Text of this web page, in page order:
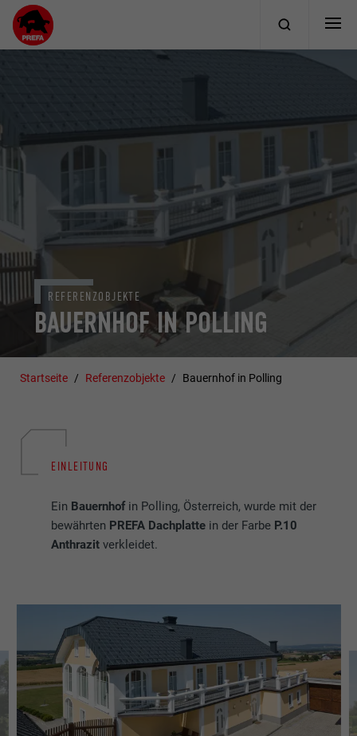
BAUERNHOF IN POLLING
REFERENZOBJEKTE
Startseite Referenzobjekte Bauernhof in Polling
EINLEITUNG
Ein Bauernhof in Polling, Österreich, wurde mit der
bewährten PREFA Dachplatte in der Farbe P.10
Anthrazit verkleidet.